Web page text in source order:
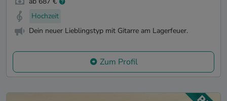
Hochzeit
Dein neuer Lieblingstyp mit Gitarre am Lagerfeuer.
Zum Profil